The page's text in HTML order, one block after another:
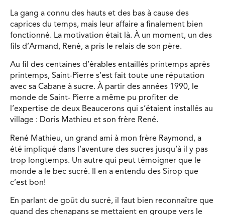
La gang a connu des hauts et des bas à cause des
caprices du temps, mais leur affaire a finalement bien
fonctionné. La motivation était là. À un moment, un des
fils d’Armand, René, a pris le relais de son père.
Au fil des centaines d’érables entaillés printemps après
printemps, Saint-Pierre s’est fait toute une réputation
avec sa Cabane à sucre. À partir des années 1990, le
monde de Saint- Pierre a même pu profiter de
l’expertise de deux Beaucerons qui s’étaient installés au
village : Doris Mathieu et son frère René.
René Mathieu, un grand ami à mon frère Raymond, a
été impliqué dans l’aventure des sucres jusqu’à il y pas
trop longtemps. Un autre qui peut témoigner que le
monde a le bec sucré. Il en a entendu des Sirop que
c’est bon!
En parlant de goût du sucré, il faut bien reconnaître que
quand des chenapans se mettaient en groupe vers le